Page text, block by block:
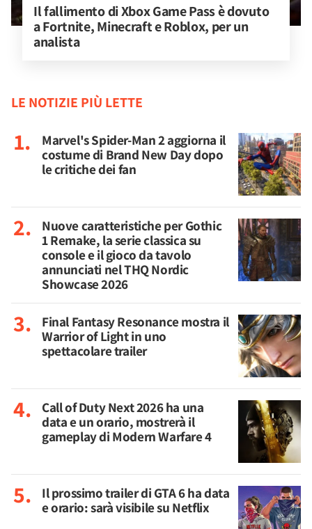
Il fallimento di Xbox Game Pass è dovuto
a Fortnite, Minecraft e Roblox, per un
analista
LE NOTIZIE PIÙ LETTE
Marvel's Spider-Man 2 aggiorna il
costume di Brand New Day dopo
le critiche dei fan
Nuove caratteristiche per Gothic
1 Remake, la serie classica su
console e il gioco da tavolo
annunciati nel THQ Nordic
Showcase 2026
Final Fantasy Resonance mostra il
Warrior of Light in uno
spettacolare trailer
Call of Duty Next 2026 ha una
data e un orario, mostrerà il
gameplay di Modern Warfare 4
Il prossimo trailer di GTA 6 ha data
e orario: sarà visibile su Netflix